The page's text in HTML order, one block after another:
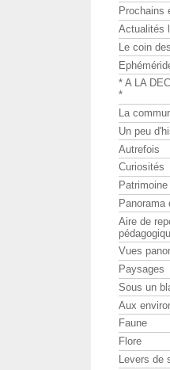
Prochains
Actualités
Le coin
* A LA
*
La
Un peu
Autrefois
Curiosités
Patrimoine
Panorama
Aire de
Vues
Paysages
Sous un
Aux
Faune
Flore
Levers de